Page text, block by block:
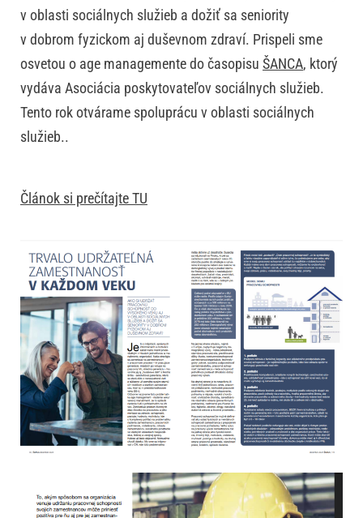
v oblasti sociálnych služieb a dožiť sa seniority
v dobrom fyzickom aj duševnom zdraví. Prispeli sme
osvetou o age managemente do časopisu ŠANCA, ktorý
vydáva Asociácia poskytovateľov sociálnych služieb.
Tento rok otvárame spoluprácu v oblasti sociálnych
služieb..
Článok si prečítajte TU